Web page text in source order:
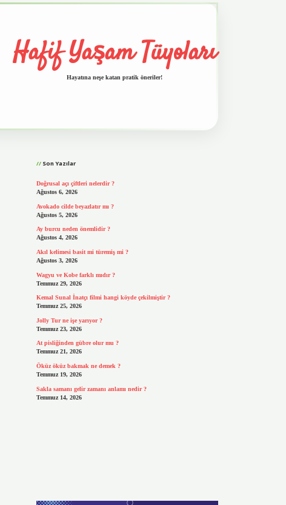
Hafif Yaşam Tüyoları
Hayatına neşe katan pratik öneriler!
Son Yazılar
Doğrusal açı çiftleri nelerdir ?
Ağustos 6, 2026
Avokado cilde beyazlatır mı ?
Ağustos 5, 2026
Ay burcu neden önemlidir ?
Ağustos 4, 2026
Akıl kelimesi basit mi türemiş mi ?
Ağustos 3, 2026
Wagyu ve Kobe farklı mıdır ?
Temmuz 29, 2026
Kemal Sunal İnatçı filmi hangi köyde çekilmiştir ?
Temmuz 25, 2026
Jolly Tur ne işe yarıyor ?
Temmuz 23, 2026
At pisliğinden gübre olur mu ?
Temmuz 21, 2026
Öküz öküz bakmak ne demek ?
Temmuz 19, 2026
Sakla samanı gelir zamanı anlamı nedir ?
Temmuz 14, 2026